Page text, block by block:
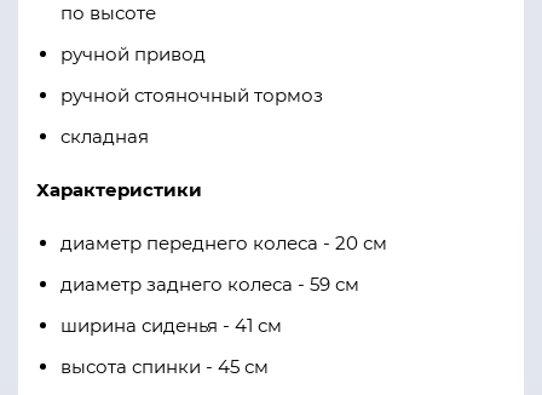
по высоте
ручной привод
ручной стояночный тормоз
складная
Характеристики
диаметр переднего колеса - 20 см
диаметр заднего колеса - 59 см
ширина сиденья - 41 см
высота спинки - 45 см